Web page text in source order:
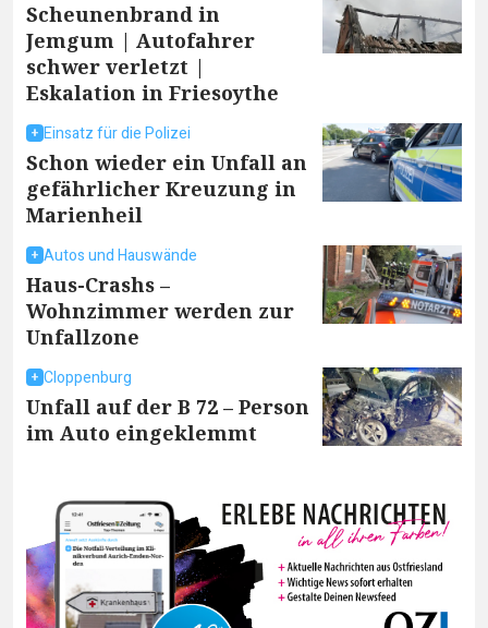
Scheunenbrand in
Jemgum | Autofahrer
schwer verletzt |
Eskalation in Friesoythe
Einsatz für die Polizei
Schon wieder ein Unfall an
gefährlicher Kreuzung in
Marienheil
Autos und Hauswände
Haus-Crashs –
Wohnzimmer werden zur
Unfallzone
Cloppenburg
Unfall auf der B 72 – Person
im Auto eingeklemmt